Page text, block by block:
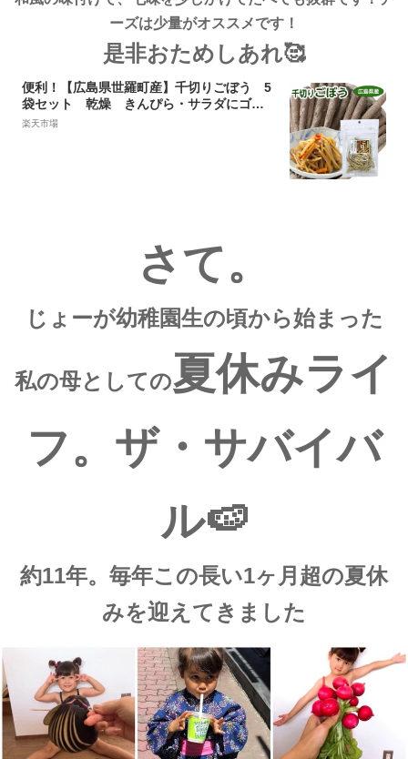
ーズは少量がオススメです！
是非おためしあれ🥰
便利！【広島県世羅町産】千切りごぼう 5
袋セット 乾燥 きんぴら・サラダにゴボ
ウ
楽天市場
さて。
じょーが幼稚園生の頃から始まった
私の母としての夏休みライ
フ。ザ・サバイバ
ル🍉
約11年。毎年この長い1ヶ月超の夏休
みを迎えてきました